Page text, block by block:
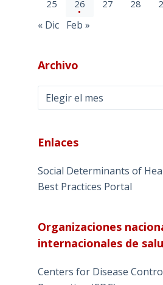
25 26 27 28
« Dic Feb »
Archivo
Archivo
Enlaces
Social Determinants of
Best Practices Portal
Organizaciones
internacionales de
Centers for Disease